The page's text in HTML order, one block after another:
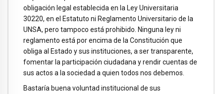
obligación legal establecida en la Ley Universitaria
30220, en el Estatuto ni Reglamento Universitario de la
UNSA, pero tampoco está prohibido. Ninguna ley ni
reglamento está por encima de la Constitución que
obliga al Estado y sus instituciones, a ser transparente,
fomentar la participación ciudadana y rendir cuentas de
sus actos a la sociedad a quien todos nos debemos.
Bastaría buena voluntad institucional de sus